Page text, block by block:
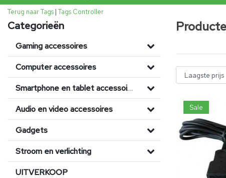
Terug naar Tags | Tags Controller
Categorieën
Gaming accessoires
Computer accessoires
Smartphone en tablet accessoires
Audio en video accessoires
Gadgets
Stroom en verlichting
UITVERKOOP
Sale